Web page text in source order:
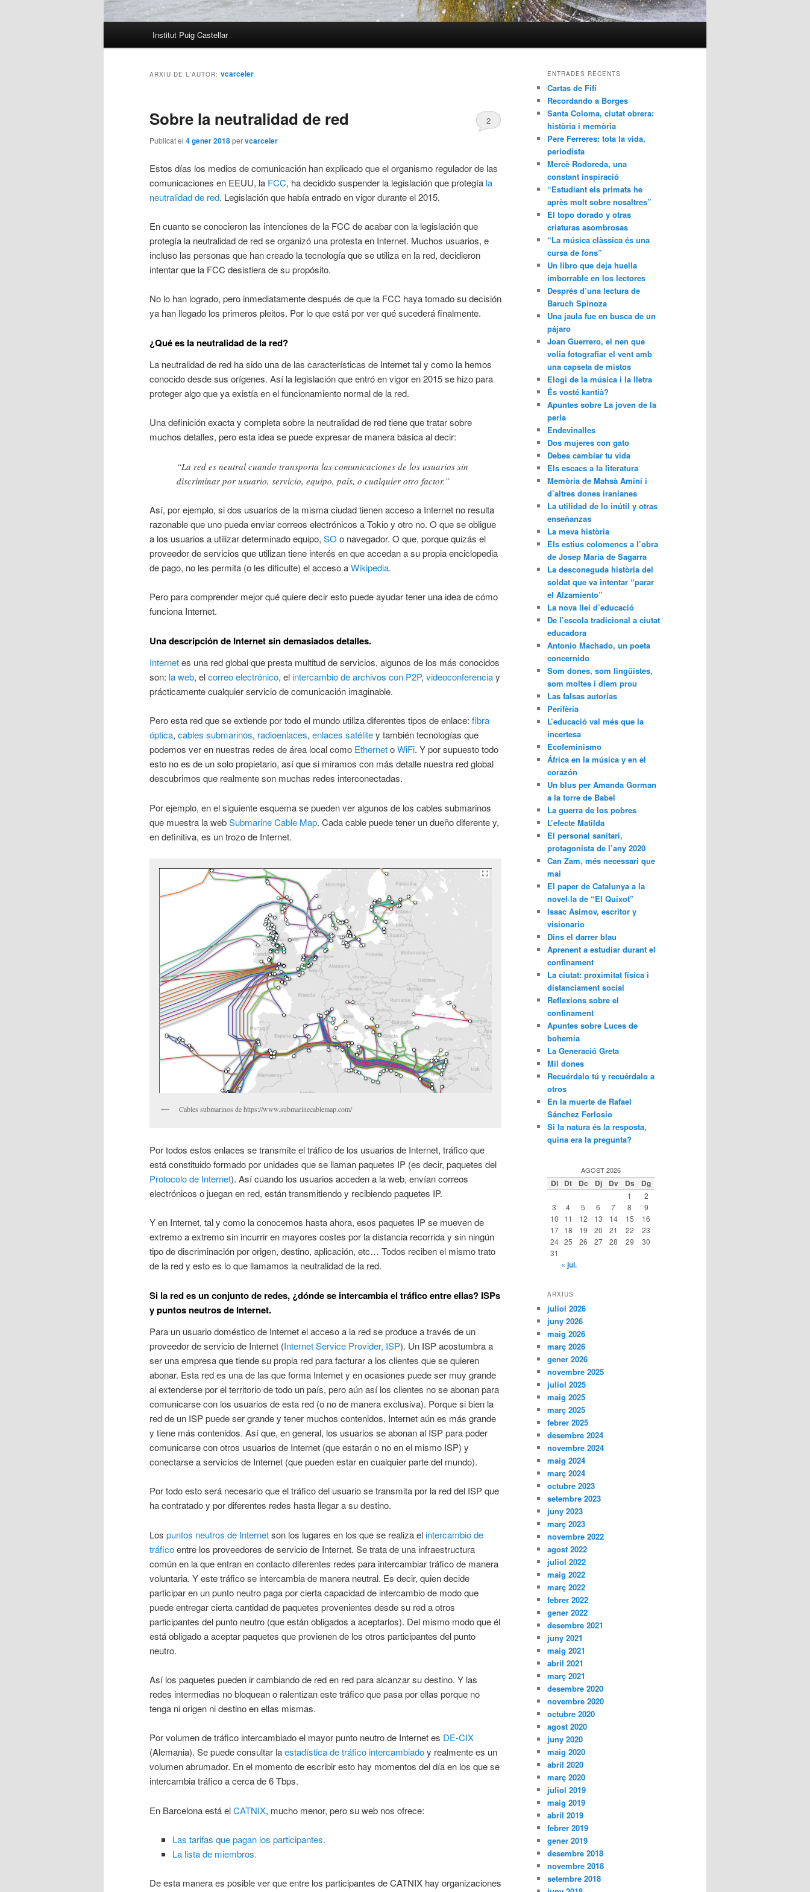
Institut Puig Castellar
ARXIU DE L'AUTOR: vcarceler
Sobre la neutralidad de red
Publicat el 4 gener 2018pervcarceler
2
Estos días los medios de comunicación han explicado que el organismo regulador de las
comunicaciones en EEUU, la FCC, ha decidido suspender la legislación que protegía la
neutralidad de red. Legislación que había entrado en vigor durante el 2015.
En cuanto se conocieron las intenciones de la FCC de acabar con la legislación que
protegía la neutralidad de red se organizó una protesta en Internet. Muchos usuarios, e
incluso las personas que han creado la tecnología que se utiliza en la red, decidieron
intentar que la FCC desistiera de su propósito.
No lo han logrado, pero inmediatamente después de que la FCC haya tomado su decisión
ya han llegado los primeros pleitos. Por lo que está por ver qué sucederá finalmente.
¿Qué es la neutralidad de la red?
La neutralidad de red ha sido una de las características de Internet tal y como la hemos
conocido desde sus orígenes. Así la legislación que entró en vigor en 2015 se hizo para
proteger algo que ya existía en el funcionamiento normal de la red.
Una definición exacta y completa sobre la neutralidad de red tiene que tratar sobre
muchos detalles, pero esta idea se puede expresar de manera básica al decir:
“La red es neutral cuando transporta las comunicaciones de los usuarios sin
discriminar por usuario, servicio, equipo, país, o cualquier otro factor.”
Así, por ejemplo, si dos usuarios de la misma ciudad tienen acceso a Internet no resulta
razonable que uno pueda enviar correos electrónicos a Tokio y otro no. O que se obligue
a los usuarios a utilizar determinado equipo, SO o navegador. O que, porque quizás el
proveedor de servicios que utilizan tiene interés en que accedan a su propia enciclopedia
de pago, no les permita (o les dificulte) el acceso aWikipedia.
Pero para comprender mejor qué quiere decir esto puede ayudar tener una idea de cómo
funciona Internet.
Una descripción de Internet sin demasiados detalles.
Internetes una red global que presta multitud de servicios, algunos de los más conocidos
son: la web, elcorreo electrónico, elintercambio de archivos con P2P, videoconferenciay
prácticamente cualquier servicio de comunicación imaginable.
Pero esta red que se extiende por todo el mundo utiliza diferentes tipos de enlace: fibra
óptica, cables submarinos, radioenlaces, enlaces satélitey también tecnologías que
podemos ver en nuestras redes de área local como EthernetoWiFi. Y por supuesto todo
esto no es de un solo propietario, así que si miramos con más detalle nuestra red global
descubrimos que realmente son muchas redes interconectadas.
Por ejemplo, en el siguiente esquema se pueden ver algunos de los cables submarinos
que muestra la webSubmarine Cable Map. Cada cable puede tener un dueño diferente y,
en definitiva, es un trozo de Internet.
Cables submarinos de https://www.submarinecablemap.com/
Por todos estos enlaces se transmite el tráfico de los usuarios de Internet, tráfico que
está constituido formado por unidades que se llaman paquetes IP (es decir, paquetes del
Protocolo de Internet). Así cuando los usuarios acceden a la web, envían correos
electrónicos o juegan en red, están transmitiendo y recibiendo paquetes IP.
Y en Internet, tal y como la conocemos hasta ahora, esos paquetes IP se mueven de
extremo a extremo sin incurrir en mayores costes por la distancia recorrida y sin ningún
tipo de discriminación por origen, destino, aplicación, etc… Todos reciben el mismo trato
de la red y esto es lo que llamamos la neutralidad de la red.
Si la red es un conjunto de redes, ¿dónde se intercambia el tráfico entre ellas? ISPs
y puntos neutros de Internet.
Para un usuario doméstico de Internet el acceso a la red se produce a través de un
proveedor de servicio de Internet (Internet Service Provider, ISP). Un ISP acostumbra a
ser una empresa que tiende su propia red para facturar a los clientes que se quieren
abonar. Esta red es una de las que forma Internet y en ocasiones puede ser muy grande
al extenderse por el territorio de todo un país, pero aún así los clientes no se abonan para
comunicarse con los usuarios de esta red (o no de manera exclusiva). Porque si bien la
red de un ISP puede ser grande y tener muchos contenidos, Internet aún es más grande
y tiene más contenidos. Así que, en general, los usuarios se abonan al ISP para poder
comunicarse con otros usuarios de Internet (que estarán o no en el mismo ISP) y
conectarse a servicios de Internet (que pueden estar en cualquier parte del mundo).
Por todo esto será necesario que el tráfico del usuario se transmita por la red del ISP que
ha contratado y por diferentes redes hasta llegar a su destino.
Los puntos neutros de Internetson los lugares en los que se realiza elintercambio de
tráficoentre los proveedores de servicio de Internet. Se trata de una infraestructura
común en la que entran en contacto diferentes redes para intercambiar tráfico de manera
voluntaria. Y este tráfico se intercambia de manera neutral. Es decir, quien decide
participar en un punto neutro paga por cierta capacidad de intercambio de modo que
puede entregar cierta cantidad de paquetes provenientes desde su red a otros
participantes del punto neutro (que están obligados a aceptarlos). Del mismo modo que él
está obligado a aceptar paquetes que provienen de los otros participantes del punto
neutro.
Así los paquetes pueden ir cambiando de red en red para alcanzar su destino. Y las
redes intermedias no bloquean o ralentizan este tráfico que pasa por ellas porque no
tenga ni origen ni destino en ellas mismas.
Por volumen de tráfico intercambiado el mayor punto neutro de Internet es DE-CIX
(Alemania). Se puede consultar laestadística de tráfico intercambiadoy realmente es un
volumen abrumador. En el momento de escribir esto hay momentos del día en los que se
intercambia tráfico a cerca de 6 Tbps.
En Barcelona está elCATNIX, mucho menor, pero su web nos ofrece:
Las tarifas que pagan los participantes.
La lista de miembros.
De esta manera es posible ver que entre los participantes de CATNIX hay organizaciones
ENTRADES RECENTS
Cartas de Fifí
Recordando a Borges
Santa Coloma, ciutat obrera:
història i memòria
Pere Ferreres: tota la vida,
periodista
Mercè Rodoreda, una
constant inspiració
“Estudiant els primats he
après molt sobre nosaltres”
El topo dorado y otras
criaturas asombrosas
“La música clàssica és una
cursa de fons”
Un libro que deja huella
imborrable en los lectores
Després d’una lectura de
Baruch Spinoza
Una jaula fue en busca de un
pájaro
Joan Guerrero, el nen que
volia fotografiar el vent amb
una capseta de mistos
Elogi de la música i la lletra
És vosté kantià?
Apuntes sobre La joven de la
perla
Endevinalles
Dos mujeres con gato
Debes cambiar tu vida
Els escacs a la literatura
Memòria de Mahsà Aminí i
d’altres dones iranianes
La utilidad de lo inútil y otras
enseñanzas
La meva història
Els estius colomencs a l’obra
de Josep Maria de Sagarra
La desconeguda història del
soldat que va intentar “parar
el Alzamiento”
La nova llei d’educació
De l’escola tradicional a ciutat
educadora
Antonio Machado, un poeta
concernido
Som dones, som lingüistes,
som moltes i diem prou
Las falsas autorías
Perifèria
L’educació val més que la
incertesa
Ecofeminismo
África en la música y en el
corazón
Un blus per Amanda Gorman
a la torre de Babel
La guerra de los pobres
L’efecte Matilda
El personal sanitari,
protagonista de l’any 2020
Can Zam, més necessari que
mai
El paper de Catalunya a la
novel·la de “El Quixot”
Isaac Asimov, escritor y
visionario
Dins el darrer blau
Aprenent a estudiar durant el
confinament
La ciutat: proximitat física i
distanciament social
Reflexions sobre el
confinament
Apuntes sobre Luces de
bohemia
La Generació Greta
Mil dones
Recuérdalo tú y recuérdalo a
otros
En la muerte de Rafael
Sánchez Ferlosio
Si la natura és la resposta,
quina era la pregunta?
AGOST 2026
Dl Dt Dc Dj Dv Ds Dg
1
2
3
4 5 6 7 8
9
10
11 12 13 14 15
16
17
18 19 20 21 22
23
24 25 26 27 28 29
30
31
« jul.
ARXIUS
juliol 2026
juny 2026
maig 2026
març 2026
gener 2026
novembre 2025
juliol 2025
maig 2025
març 2025
febrer 2025
desembre 2024
novembre 2024
maig 2024
març 2024
octubre 2023
setembre 2023
juny 2023
març 2023
novembre 2022
agost 2022
juliol 2022
maig 2022
març 2022
febrer 2022
gener 2022
desembre 2021
juny 2021
maig 2021
abril 2021
març 2021
desembre 2020
novembre 2020
octubre 2020
agost 2020
juny 2020
maig 2020
abril 2020
març 2020
juliol 2019
maig 2019
abril 2019
febrer 2019
gener 2019
desembre 2018
novembre 2018
setembre 2018